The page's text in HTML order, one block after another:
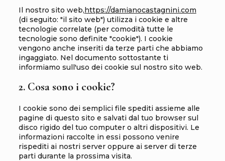
Il nostro sito web,https://damianocastagnini.com
(di seguito: "il sito web") utilizza i cookie e altre
tecnologie correlate (per comodità tutte le
tecnologie sono definite "cookie"). I cookie
vengono anche inseriti da terze parti che abbiamo
ingaggiato. Nel documento sottostante ti
informiamo sull'uso dei cookie sul nostro sito web.
2. Cosa sono i cookie?
I cookie sono dei semplici file spediti assieme alle
pagine di questo sito e salvati dal tuo browser sul
disco rigido del tuo computer o altri dispositivi. Le
informazioni raccolte in essi possono venire
rispediti ai nostri server oppure ai server di terze
parti durante la prossima visita.